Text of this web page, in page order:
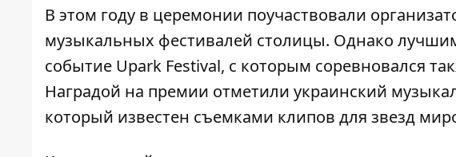
В этом году в церемонии поучаствовали
музыкальных фестивалей столицы. Однако
событие Upark Festival, с которым соревновался
Наградой на премии отметили украинский
который известен съемками клипов для звезд